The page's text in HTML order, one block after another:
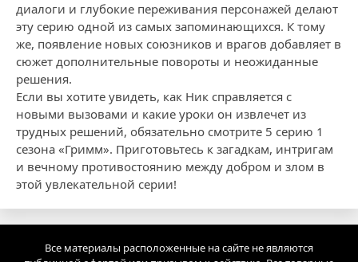
диалоги и глубокие переживания персонажей делают
эту серию одной из самых запоминающихся. К тому
же, появление новых союзников и врагов добавляет в
сюжет дополнительные повороты и неожиданные
решения.
Если вы хотите увидеть, как Ник справляется с
новыми вызовами и какие уроки он извлечет из
трудных решений, обязательно смотрите 5 серию 1
сезона «Гримм». Приготовьтесь к загадкам, интригам
и вечному противостоянию между добром и злом в
этой увлекательной серии!
Все материалы расположенные на сайте не являются